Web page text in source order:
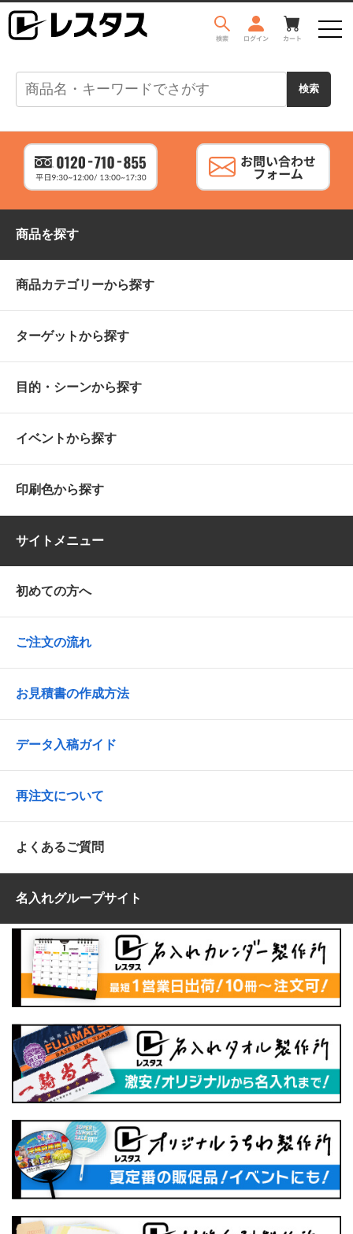
商品を探す
商品カテゴリーから探す
ターゲットから探す
目的・シーンから探す
イベントから探す
印刷色から探す
サイトメニュー
初めての方へ
ご注文の流れ
お見積書の作成方法
データ入稿ガイド
再注文について
よくあるご質問
名入れグループサイト